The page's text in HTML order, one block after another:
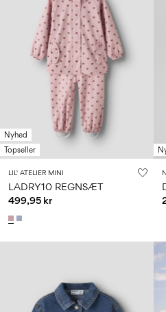
Nyhed
Topseller
LIL' ATELIER MINI
LADRY10 REGNSÆT
499,95 kr